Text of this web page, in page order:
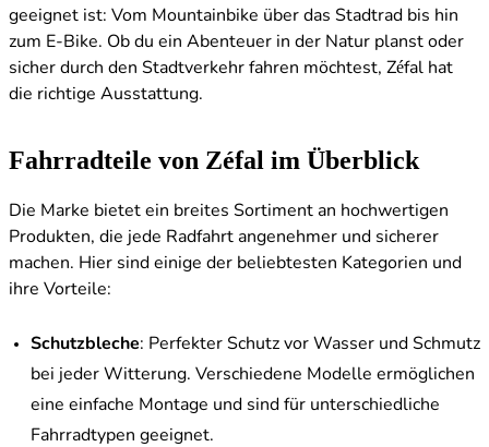
geeignet ist: Vom Mountainbike über das Stadtrad bis hin
zum E-Bike. Ob du ein Abenteuer in der Natur planst oder
sicher durch den Stadtverkehr fahren möchtest, Zéfal hat
die richtige Ausstattung.
Fahrradteile von Zéfal im Überblick
Die Marke bietet ein breites Sortiment an hochwertigen
Produkten, die jede Radfahrt angenehmer und sicherer
machen. Hier sind einige der beliebtesten Kategorien und
ihre Vorteile:
Schutzbleche: Perfekter Schutz vor Wasser und Schmutz
bei jeder Witterung. Verschiedene Modelle ermöglichen
eine einfache Montage und sind für unterschiedliche
Fahrradtypen geeignet.